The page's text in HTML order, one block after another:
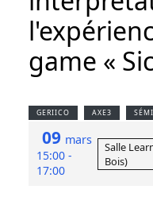
game «
GERIICO AXE3
09 mars
15:00 -
17:00
Salle
Bois)